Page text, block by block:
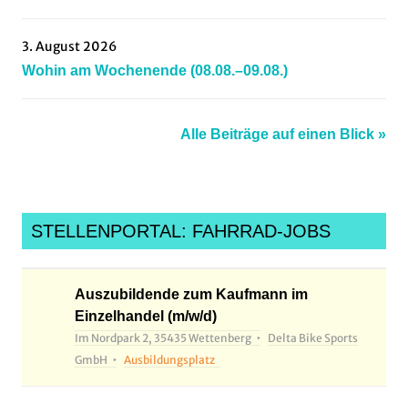
Radsportnachrichten
roadcycling,
tvhomberg,
vcdarmstadt,
veranstaltungen,
3. August 2026
Wohin am Wochenende (08.08.–09.08.)
Alle Beiträge auf einen Blick »
STELLENPORTAL: FAHRRAD-JOBS
Auszubildende zum Kaufmann im
Einzelhandel (m/w/d)
Im Nordpark 2, 35435 Wettenberg
Delta Bike Sports
GmbH
Ausbildungsplatz